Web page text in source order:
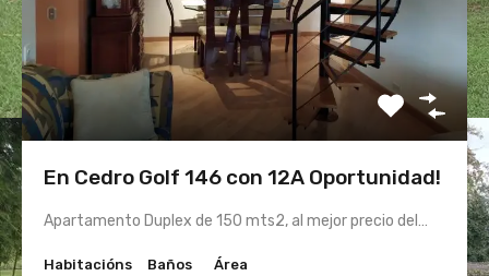
En Cedro Golf 146 con 12A Oportunidad!
Apartamento Duplex de 150 mts2, al mejor precio del…
Habitacións
Baños
Área